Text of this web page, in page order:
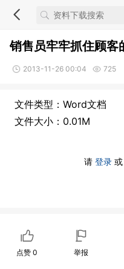
销售员牢牢抓住顾
2013-11-26 00:04 725
文件类型：Word文档
文件大小：0.01M
请 登录 或
点赞0 举报